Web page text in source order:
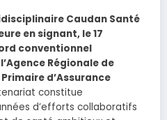
Caudan Santé
en signant, le 17
conventionnel
Régionale de
d’Assurance
constitue
d’efforts collaboratifs